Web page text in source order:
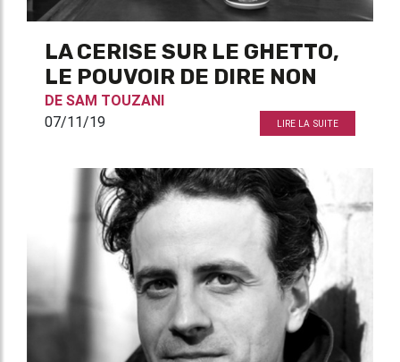
LA CERISE SUR LE GHETTO,
LE POUVOIR DE DIRE NON
DE SAM TOUZANI
07/11/19
LIRE LA SUITE